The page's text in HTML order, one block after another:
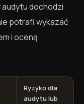
dochodzi
potrafi wykazać
i oceną
Ryzyko dla
audytu lub